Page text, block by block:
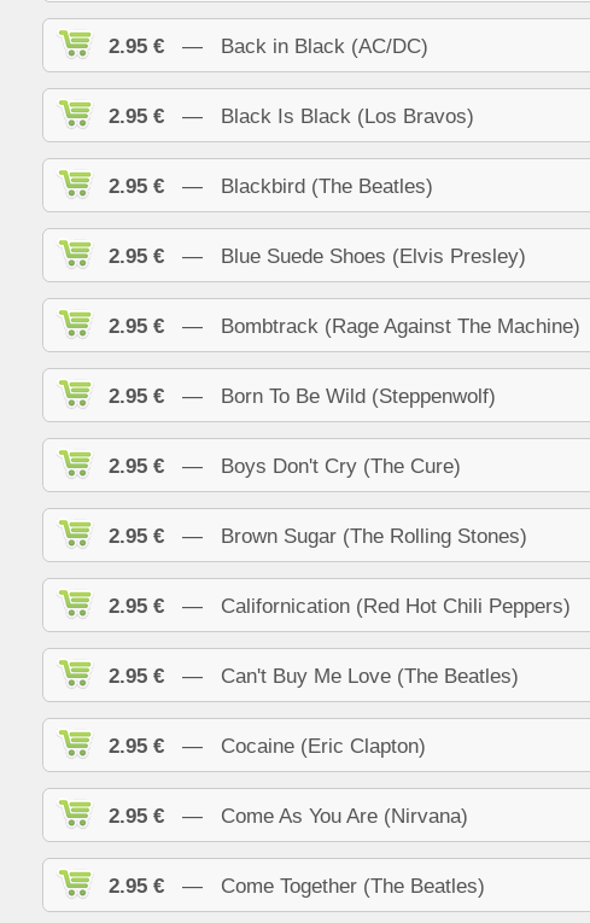
2.95 € — Back in Black (AC/DC)
2.95 € — Black Is Black (Los Bravos)
2.95 € — Blackbird (The Beatles)
2.95 € — Blue Suede Shoes (Elvis Presley)
2.95 € — Bombtrack (Rage Against The Machine)
2.95 € — Born To Be Wild (Steppenwolf)
2.95 € — Boys Don't Cry (The Cure)
2.95 € — Brown Sugar (The Rolling Stones)
2.95 € — Californication (Red Hot Chili Peppers)
2.95 € — Can't Buy Me Love (The Beatles)
2.95 € — Cocaine (Eric Clapton)
2.95 € — Come As You Are (Nirvana)
2.95 € — Come Together (The Beatles)